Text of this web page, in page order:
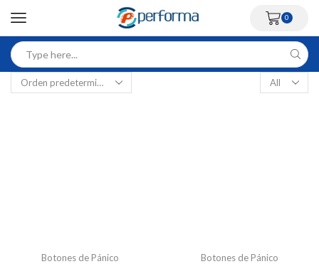
0
Botones de Pánico Botones de Pánico